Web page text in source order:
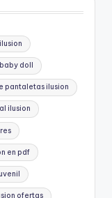
doll
pantaletas ilusion
ilusion
en pdf
ofertas